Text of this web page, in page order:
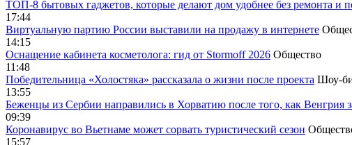
ТОП-8 бытовых гаджетов, которые делают дом удобнее без ремонта и
17:44
Виртуальную партию России выставили на продажу в интернете
14:15
Оснащение кабинета косметолога: гид от Stormoff 2026 Общество
11:48
Победительница «Холостяка» рассказала о жизни после проекта Шоу-
13:55
Беженцы из Сербии направились в Хорватию после того, как Венгрия
09:39
Коронавирус во Вьетнаме может сорвать туристический сезон
15:57